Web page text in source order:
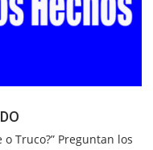
o Truco?” Preguntan los